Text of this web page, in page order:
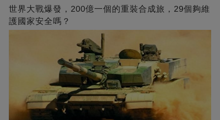
世界大戰爆發，200億一個的重裝合成旅，29個夠維
護國家安全嗎？